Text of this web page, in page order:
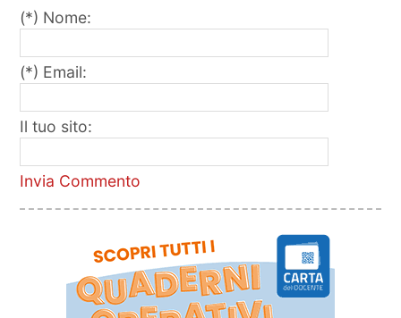
(*) Nome:
(*) Email:
Il tuo sito:
Invia Commento